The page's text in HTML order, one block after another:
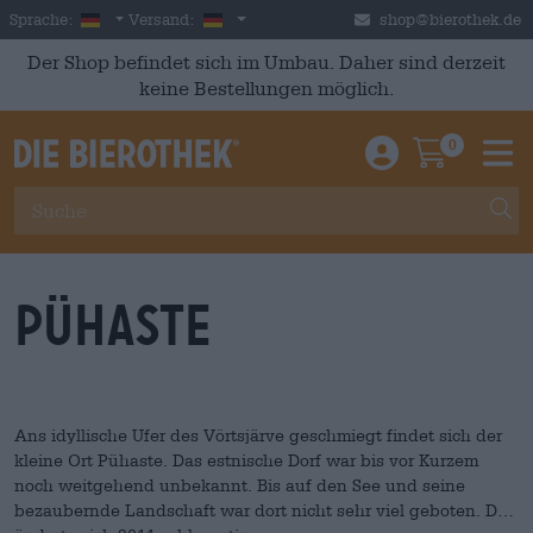
Skip to main content
Sprache: German
Versand: Deutschland shop@bierothek.de
Der Shop befindet sich im Umbau. Daher sind derzeit
keine Bestellungen möglich.
Einloggen /
0
Pühaste
Ans idyllische Ufer des Võrtsjärve geschmiegt findet sich der
kleine Ort Pühaste. Das estnische Dorf war bis vor Kurzem
noch weitgehend unbekannt. Bis auf den See und seine
bezaubernde Landschaft war dort nicht sehr viel geboten. Das